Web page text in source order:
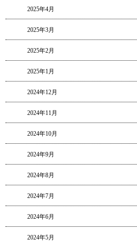
2025年4月
2025年3月
2025年2月
2025年1月
2024年12月
2024年11月
2024年10月
2024年9月
2024年8月
2024年7月
2024年6月
2024年5月